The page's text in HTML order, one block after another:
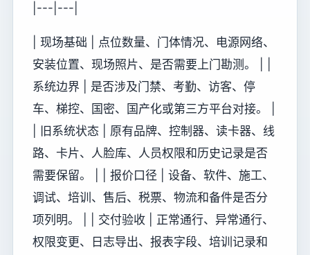
|---|---|
| 现场基础 | 点位数量、门体情况、电源网络、
安装位置、现场照片、是否需要上门勘测。 | |
系统边界 | 是否涉及门禁、考勤、访客、停
车、梯控、国密、国产化或第三方平台对接。 |
| 旧系统状态 | 原有品牌、控制器、读卡器、线
路、卡片、人脸库、人员权限和历史记录是否
需要保留。 | | 报价口径 | 设备、软件、施工、
调试、培训、售后、税票、物流和备件是否分
项列明。 | | 交付验收 | 正常通行、异常通行、
权限变更、日志导出、报表字段、培训记录和